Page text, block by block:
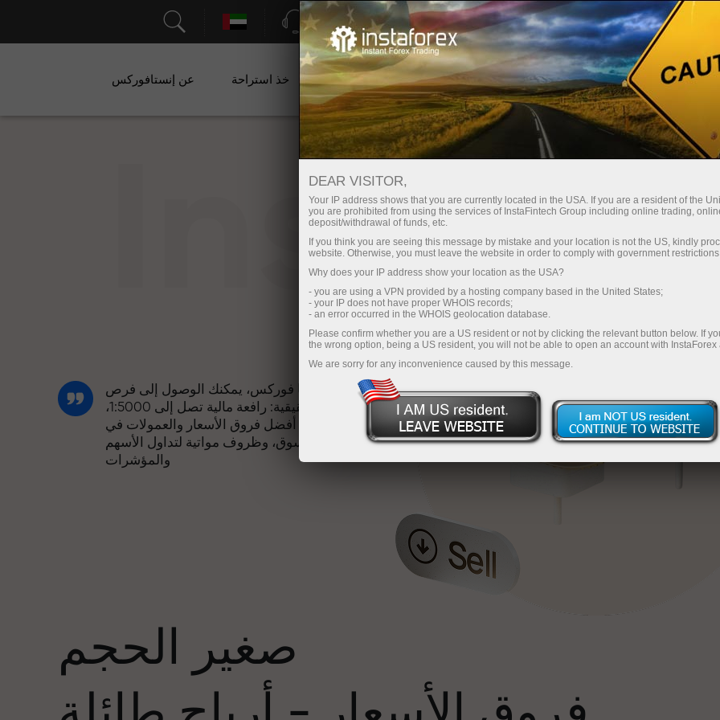
الدعم فتح الحساب الفوري منصة التداول
للمبتدئين للمستثمرين للشركاء الحملات خذ استراحة عن إنستافوركس
مع إنستا فوركس، يمكنك الوصول إلى فرص
تنافسية حقيقية: رافعة مالية تصل إلى 1:5000،
وبعض من أفضل فروق الأسعار والعمولات في
السوق، وظروف مواتية لتداول الأسهم
والمؤشرات
تتشارك سرعة المسار وسرعة التداول نفس
القيم. يُضفي أليش لوبرايس عناصر الحماس
والانضباط على عالم التداول، ويعمل كشريك
صغير الحجم
DEAR VISITOR,
Your IP address shows that you are currently located in the USA. If you are a resident of the
you are prohibited from using the services of InstaFintech Group including online trading,
deposit/withdrawal of funds, etc.
If you think you are seeing this message by mistake and your location is not the US, kindly
website. Otherwise, you must leave the website in order to comply with government
Why does your IP address show your location as the USA?
- you are using a VPN provided by a hosting company based in the United States;
- your IP does not have proper WHOIS records;
- an error occurred in the WHOIS geolocation database.
Please confirm whether you are a US resident or not by clicking the relevant button below. If
the wrong option, being a US resident, you will not be able to open an account with InstaForex
We are sorry for any inconvenience caused by this message.